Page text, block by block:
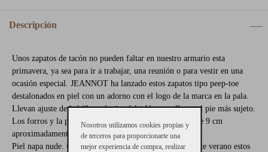
Descripción
Unos zapatos de tacón no pueden faltar en nuestro armario esta
primavera, ya sea para ir a trabajar, una reunión o para vestir en una
ocasión especial. JEANNOT ha lanzado estos zapatos tipo peep-toe
destalonados en piel con un adorno con el logo de la marca en la pala.
Llevan ajuste de hebilla en la tira del talón para llevar el pie más sujeto.
Los forros y la planta son de piel y la altura del tacón de 9 cm
aproximadamente.
Piel napa nude. Consejos de talla: Calzan el número. Este verano estos
Nosotros utilizamos cookies propias y
de terceros para proporcionarte una
mejor experiencia de compra, realizar